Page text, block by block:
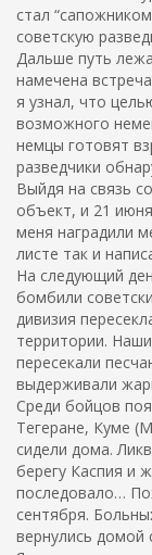
стал
советскую
Дальше путь
намечена
я узнал, что
возможного
немцы готовят
разведчики
Выйдя на связь
объект, и 21
меня наградили
листе так и
На следующий
бомбили
дивизия
территории.
пересекали
выдерживали
Среди бойцов
Тегеране, Куме
сидели дома.
берегу Каспия и
последовало…
сентября.
вернулись домой